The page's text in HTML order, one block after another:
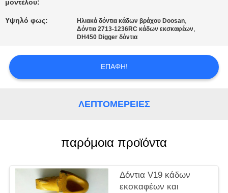
ΜΕ
ΈΝΑ
ΑΠΌΣΠΑΣΜΑ
μοντέλου:
Υψηλό φως: Ηλιακά δόντια κάδων βράχου Doosan,
Δόντια 2713-1236RC κάδων εκσκαφέων,
DH450 Digger δόντια
ΕΠΑΦΉ!
ΛΕΠΤΟΜΈΡΕΙΕΣ
παρόμοια προϊόντα
Δόντια V19 κάδων
εκσκαφέων και